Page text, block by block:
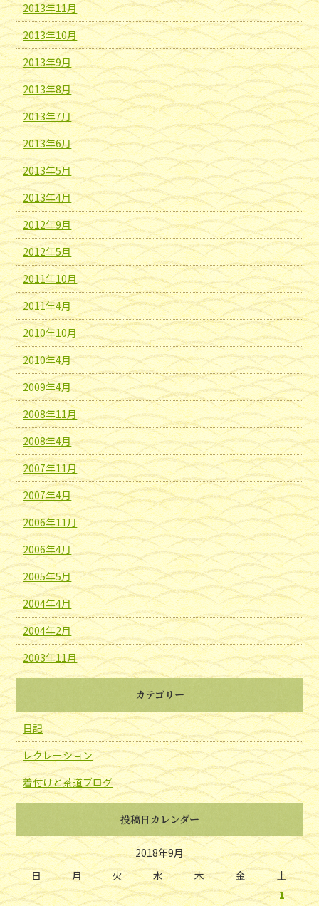
2013年11月
2013年10月
2013年9月
2013年8月
2013年7月
2013年6月
2013年5月
2013年4月
2012年9月
2012年5月
2011年10月
2011年4月
2010年10月
2010年4月
2009年4月
2008年11月
2008年4月
2007年11月
2007年4月
2006年11月
2006年4月
2005年5月
2004年4月
2004年2月
2003年11月
カテゴリー
日記
レクレーション
着付けと茶道ブログ
投稿日カレンダー
2018年9月
日
月 火 水 木 金
土
1